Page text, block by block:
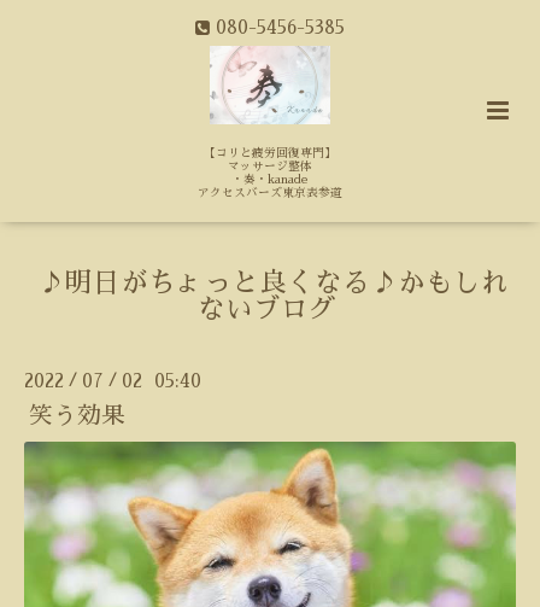
080-5456-5385
【コリと疲労回復専門】
マッサージ整体
・奏・kanade
アクセスバーズ東京表参道
♪明日がちょっと良くなる♪かもしれ
ないブログ
2022 / 07 / 02 05:40
笑う効果